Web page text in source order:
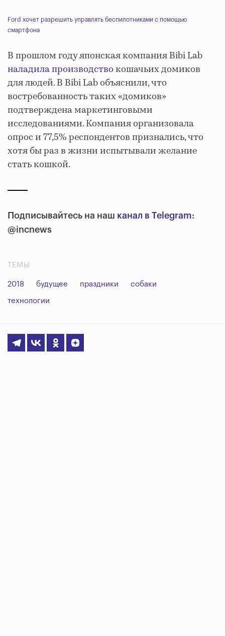
Ford хочет разрешить управлять беспилотниками с помощью
смартфона
В прошлом году японская компания Bibi Lab
наладила производствокошачьих домиков
для людей. В Bibi Lab объяснили, что
востребованность таких «домиков»
подтверждена маркетинговыми
исследованиями. Компания организовала
опрос и 77,5% респондентов признались, что
хотя бы раз в жизни испытывали желание
стать кошкой.
Подписывайтесь на наш канал в Telegram:
@incnews
ТЕМЫ
2018 будущее праздники собаки
технологии